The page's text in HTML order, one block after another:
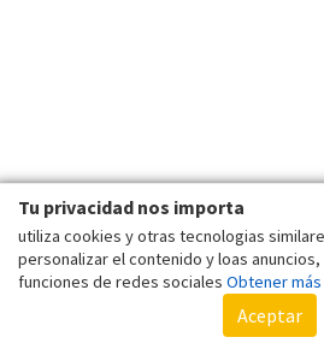
Tu privacidad nos importa
utiliza cookies y otras tecnologias
personalizar el contenido y loas
funciones de redes sociales Obtener
Aceptar